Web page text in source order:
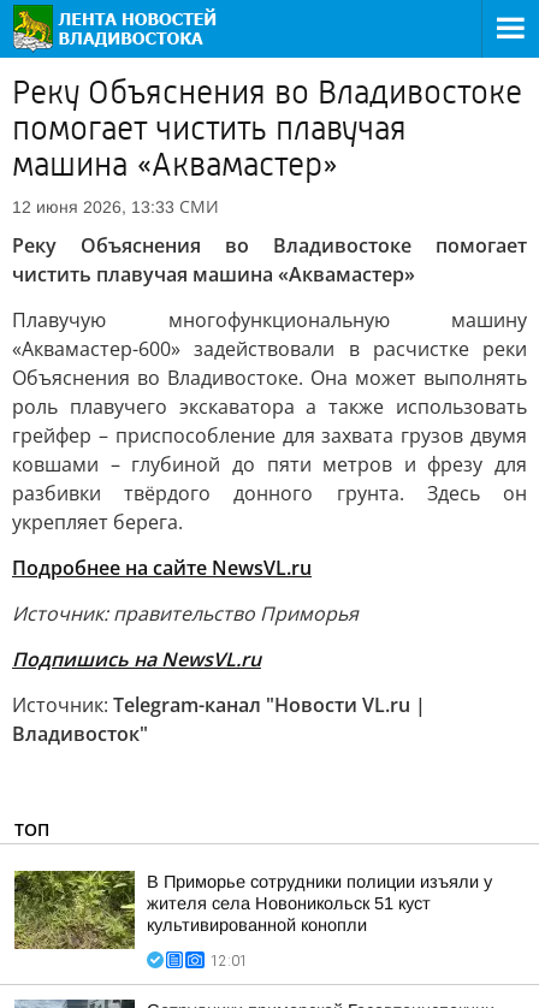
Реку Объяснения во Владивостоке
помогает чистить плавучая
машина «Аквамастер»
12 июня 2026, 13:33 СМИ
Реку Объяснения во Владивостоке помогает
чистить плавучая машина «Аквамастер»
Плавучую многофункциональную машину
«Аквамастер-600» задействовали в расчистке реки
Объяснения во Владивостоке. Она может выполнять
роль плавучего экскаватора а также использовать
грейфер – приспособление для захвата грузов двумя
ковшами – глубиной до пяти метров и фрезу для
разбивки твёрдого донного грунта. Здесь он
укрепляет берега.
Подробнее на сайте NewsVL.ru
Источник: правительство Приморья
Подпишись на NewsVL.ru
Источник: Telegram-канал "Новости VL.ru |
Владивосток"
ТОП
В Приморье сотрудники полиции изъяли у
жителя села Новоникольск 51 куст
культивированной конопли
12:01